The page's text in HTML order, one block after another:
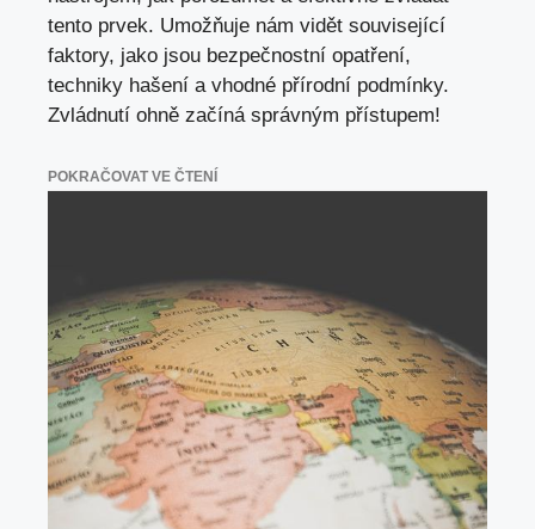
tento prvek. Umožňuje nám vidět související
faktory, jako jsou bezpečnostní opatření,
techniky hašení a vhodné přírodní podmínky.
Zvládnutí ohně začíná správným přístupem!
POKRAČOVAT VE ČTENÍ